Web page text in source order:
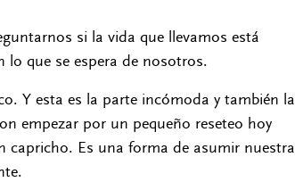
si la vida que llevamos está
que se espera de nosotros.
Y esta es la parte incómoda y también la
empezar por un pequeño reseteo hoy
Es una forma de asumir nuestra